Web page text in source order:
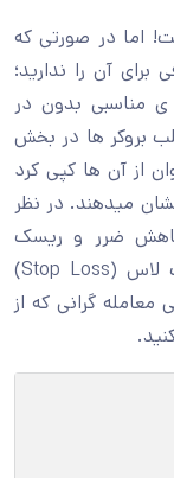
اما در صورتی که
برای آن را ندارید؛
ی مناسبی بدون در
بروکر ها در بخش
از آن ها کپی کرد
میدهند. در نظر
کاهش ضرر و ریسک
معاملات استفاده ی درست از استاپ لاس (Stop Loss)
گرانی که از